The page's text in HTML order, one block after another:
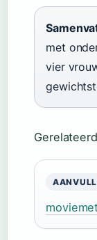
met
vier